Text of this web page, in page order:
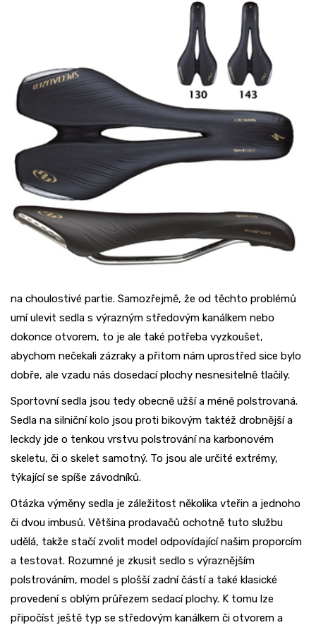
na choulostivé partie. Samozřejmě, že od těchto problémů
umí ulevit sedla s výrazným středovým kanálkem nebo
dokonce otvorem, to je ale také potřeba vyzkoušet,
abychom nečekali zázraky a přitom nám uprostřed sice bylo
dobře, ale vzadu nás dosedací plochy nesnesitelně tlačily.
Sportovní sedla jsou tedy obecně užší a méně polstrovaná.
Sedla na silniční kolo jsou proti bikovým taktéž drobnější a
leckdy jde o tenkou vrstvu polstrování na karbonovém
skeletu, či o skelet samotný. To jsou ale určité extrémy,
týkající se spíše závodníků.
Otázka výměny sedla je záležitost několika vteřin a jednoho
či dvou imbusů. Většina prodavačů ochotně tuto službu
udělá, takže stačí zvolit model odpovídající našim proporcím
a testovat. Rozumné je zkusit sedlo s výraznějším
polstrováním, model s plošší zadní částí a také klasické
provedení s oblým průřezem sedací plochy. K tomu lze
připočíst ještě typ se středovým kanálkem či otvorem a